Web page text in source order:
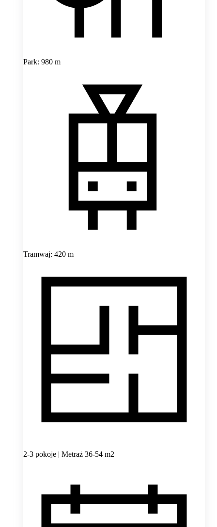
Park: 980 m
Tramwaj: 420 m
2-3 pokoje | Metraż 36-54 m2